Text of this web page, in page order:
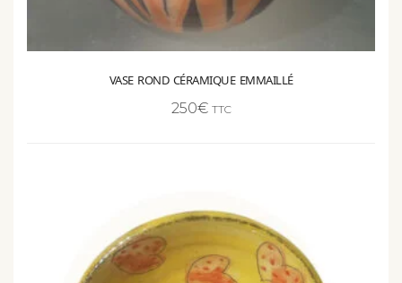
VASE ROND CÉRAMIQUE EMMAILLÉ
250€ TTC